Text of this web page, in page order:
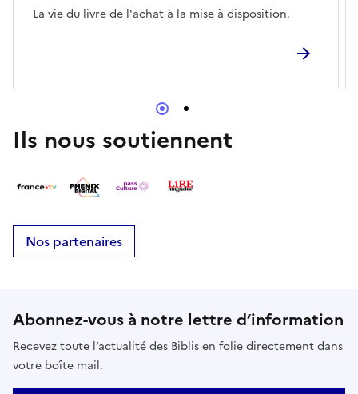
La vie du livre de l'achat à la mise à disposition.
Ils nous soutiennent
Nos partenaires
Abonnez-vous à notre lettre d’information
Recevez toute l’actualité des Biblis en folie directement dans
votre boîte mail.